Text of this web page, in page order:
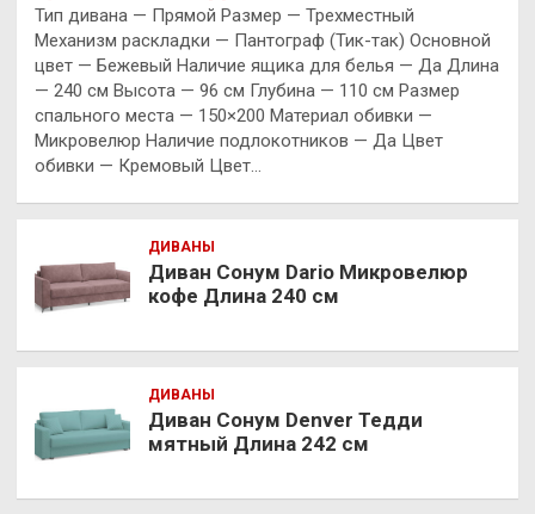
Тип дивана — Прямой Размер — Трехместный
Механизм раскладки — Пантограф (Тик-так) Основной
цвет — Бежевый Наличие ящика для белья — Да Длина
— 240 см Высота — 96 см Глубина — 110 см Размер
спального места — 150×200 Материал обивки —
Микровелюр Наличие подлокотников — Да Цвет
обивки — Кремовый Цвет…
ДИВАНЫ
Диван Сонум Dario Микровелюр
кофе Длина 240 см
ДИВАНЫ
Диван Сонум Denver Тедди
мятный Длина 242 см